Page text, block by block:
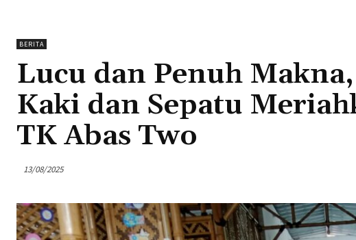
BERITA
Lucu dan Penuh
Kaki dan Sepatu
TK Abas Two
13/08/2025